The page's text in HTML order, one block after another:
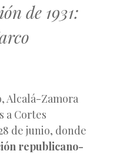
de 1931:
Alcalá-Zamora
a Cortes
de junio, donde
republicano-